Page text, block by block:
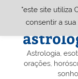
Astrologia,
orações,
"este site utiliza
consentir a sua